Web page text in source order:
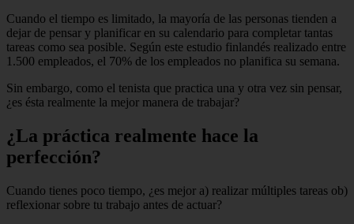
Cuando el tiempo es limitado, la mayoría de las personas tienden a
dejar de pensar y planificar en su calendario para completar tantas
tareas como sea posible. Según este estudio finlandés realizado entre
1.500 empleados, el 70% de los empleados no planifica su semana.
Sin embargo, como el tenista que practica una y otra vez sin pensar,
¿es ésta realmente la mejor manera de trabajar?
¿La práctica realmente hace la
perfección?
Cuando tienes poco tiempo, ¿es mejor a) realizar múltiples tareas ob)
reflexionar sobre tu trabajo antes de actuar?